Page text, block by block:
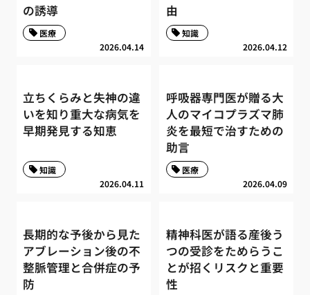
の誘導
2026.04.14
医療
由
2026.04.12
知識
立ちくらみと失神の違
いを知り重大な病気を
早期発見する知恵
2026.04.11
知識
呼吸器専門医が贈る大
人のマイコプラズマ肺
炎を最短で治すための
助言
2026.04.09
医療
長期的な予後から見た
アブレーション後の不
整脈管理と合併症の予
防
精神科医が語る産後う
つの受診をためらうこ
とが招くリスクと重要
性